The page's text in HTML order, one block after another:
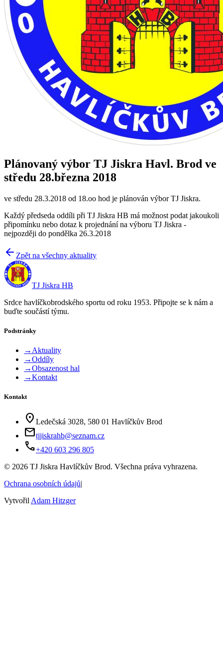
Plánovaný výbor TJ Jiskra Havl. Brod ve
středu 28.března 2018
ve středu 28.3.2018 od 18.oo hod je plánován výbor TJ Jiskra.
Každý předseda oddíli při TJ Jiskra HB má možnost podat jakoukoli
připomínku nebo dotaz k projednání na výboru TJ Jiskra -
nejpozději do pondělka 26.3.2018
Zpět na všechny aktuality
TJ Jiskra HB
Srdce havlíčkobrodského sportu od roku 1953. Připojte se k nám a
buďte součástí týmu.
Podstránky
→ Aktuality
→Oddíly
→Obsazenost hal
→Kontakt
Kontakt
location_on Ledečská 3028, 580 01 Havlíčkův Brod
mailtjjiskrahb@seznam.cz
phone+420 603 296 805
© 2026 TJ Jiskra Havlíčkův Brod. Všechna práva vyhrazena.
Ochrana osobních údajů|
Vytvořil Adam Hitzger